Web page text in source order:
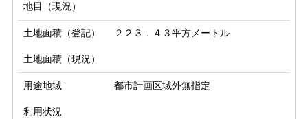
地目（現況）
土地面積（登記） ２２３．４３平方メートル
土地面積（現況）
用途地域 都市計画区域外無指定
利用状況